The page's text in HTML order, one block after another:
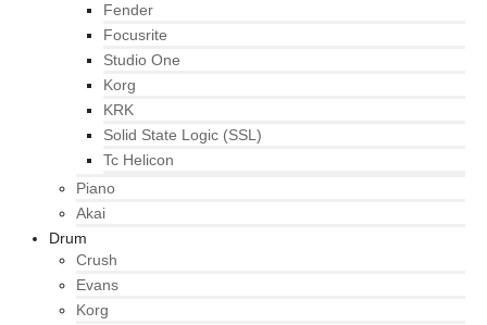
Fender
Focusrite
Studio One
Korg
KRK
Solid State Logic (SSL)
Tc Helicon
Piano
Akai
Drum
Crush
Evans
Korg